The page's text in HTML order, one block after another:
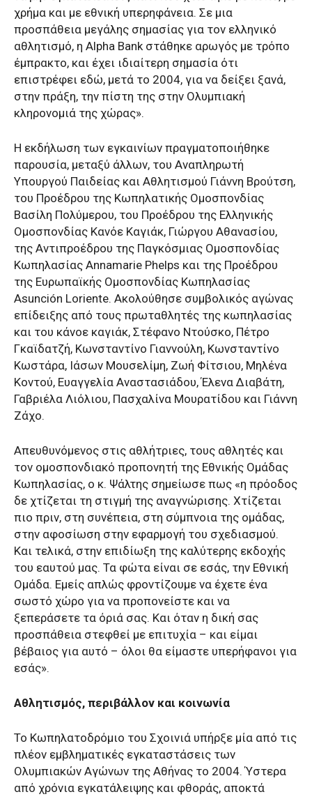
χρήμα και με εθνική υπερηφάνεια. Σε μια
προσπάθεια μεγάλης σημασίας για τον ελληνικό
αθλητισμό, η Alpha Bank στάθηκε αρωγός με τρόπο
έμπρακτο, και έχει ιδιαίτερη σημασία ότι
επιστρέφει εδώ, μετά το 2004, για να δείξει ξανά,
στην πράξη, την πίστη της στην Ολυμπιακή
κληρονομιά της χώρας».
Η εκδήλωση των εγκαινίων πραγματοποιήθηκε
παρουσία, μεταξύ άλλων, του Αναπληρωτή
Υπουργού Παιδείας και Αθλητισμού Γιάννη Βρούτση,
του Προέδρου της Κωπηλατικής Ομοσπονδίας
Βασίλη Πολύμερου, του Προέδρου της Ελληνικής
Ομοσπονδίας Κανόε Καγιάκ, Γιώργου Αθανασίου,
της Αντιπροέδρου της Παγκόσμιας Ομοσπονδίας
Κωπηλασίας Annamarie Phelps και της Προέδρου
της Ευρωπαϊκής Ομοσπονδίας Κωπηλασίας
Asunción Loriente. Ακολούθησε συμβολικός αγώνας
επίδειξης από τους πρωταθλητές της κωπηλασίας
και του κάνοε καγιάκ, Στέφανο Ντούσκο, Πέτρο
Γκαϊδατζή, Κωνσταντίνο Γιαννούλη, Κωνσταντίνο
Κωστάρα, Ιάσων Μουσελίμη, Ζωή Φίτσιου, Μηλένα
Κοντού, Ευαγγελία Αναστασιάδου, Έλενα Διαβάτη,
Γαβριέλα Λιόλιου, Πασχαλίνα Μουρατίδου και Γιάννη
Ζάχο.
Απευθυνόμενος στις αθλήτριες, τους αθλητές και
τον ομοσπονδιακό προπονητή της Εθνικής Ομάδας
Κωπηλασίας, ο κ. Ψάλτης σημείωσε πως «η πρόοδος
δε χτίζεται τη στιγμή της αναγνώρισης. Χτίζεται
πιο πριν, στη συνέπεια, στη σύμπνοια της ομάδας,
στην αφοσίωση στην εφαρμογή του σχεδιασμού.
Και τελικά, στην επιδίωξη της καλύτερης εκδοχής
του εαυτού μας. Τα φώτα είναι σε εσάς, την Εθνική
Ομάδα. Εμείς απλώς φροντίζουμε να έχετε ένα
σωστό χώρο για να προπονείστε και να
ξεπεράσετε τα όριά σας. Και όταν η δική σας
προσπάθεια στεφθεί με επιτυχία – και είμαι
βέβαιος για αυτό – όλοι θα είμαστε υπερήφανοι για
εσάς».
Αθλητισμός, περιβάλλον και κοινωνία
Το Κωπηλατοδρόμιο του Σχοινιά υπήρξε μία από τις
πλέον εμβληματικές εγκαταστάσεις των
Ολυμπιακών Αγώνων της Αθήνας το 2004. Ύστερα
από χρόνια εγκατάλειψης και φθοράς, αποκτά